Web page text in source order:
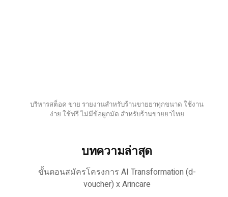
บริหารสต็อค ขาย รายงานสำหรับร้านขายยาทุกขนาด ใช้งาน
ง่าย ใช้ฟรี ไม่มีข้อผูกมัด สำหรับร้านขายยาไทย
บทความล่าสุด
ขั้นตอนสมัครโครงการ AI Transformation (d-
voucher) x Arincare